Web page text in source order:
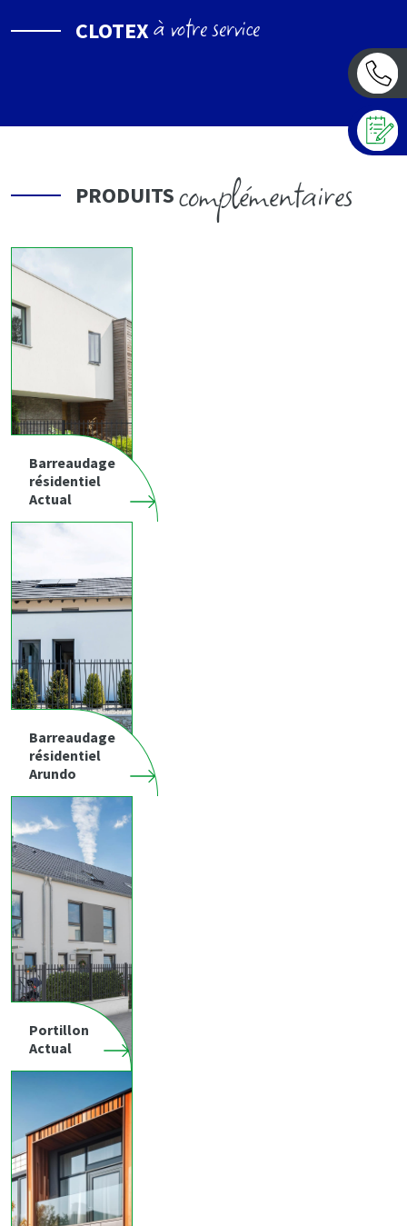
CLOTEXà votre service
PRODUITScomplémentaires
Barreaudage
résidentiel
Actual
Barreaudage
résidentiel
Arundo
Portillon
Actual